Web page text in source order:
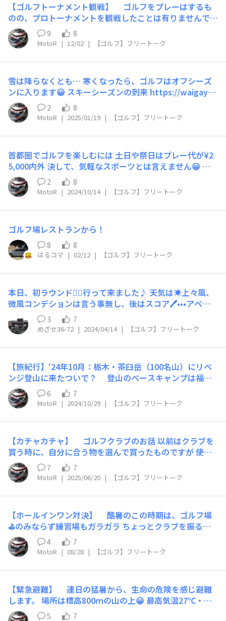
🧿
（しかも1ダースのボール付👍）山の山頂なのでほぼフラ
ットで、コース幅も広くスコアーがまとまらないハズがな
い？ハズなんですが…😅 ただ、ココの落とし穴は遮る
ものがいないので、風が強い事も多く逆に無風だと、午前
くて…🥶雷⚡は、間違いなく直撃の恐れあり…😱 色々と
言い訳を、書きました🙄奥さま、初のハーフ40台ラウン
ド2桁まであと一歩😲
🧿
【ゴルフトーナメント観戦】 ゴルフをプレーはするも
のの、プロトーナメントを観戦したことは有りませんでし
た🙄 奥さまはイメージトレーニングと称して、週末のTV
放送で観戦していますが MotoRとしては余りにもレベル
が違い過ぎて、余り興味が湧かず 自分がプレーするなら
未だしも、他人のゴルフを観に行くことになるとは…
「三井住友VISA太平洋マスターズ・チャレンジ」 バーチ
ャルで、St.Andrewsを使ってのニアピン大会 5ヤード以
内に寄せられたら、先着順で 『2025 三井住友VISA太平洋
マスターズ』の観戦ペアチケットが賞品で貰えます😀
か6Iの距離なのですが、練習場には7Iしか持って来ていな
い…😓 仕方がないので、バックに入っていた5Wでハーフ
ショット 何と2打目がカップの脇をすり抜けて、3.4ヤー
ドに付きました👍 （奥さまも意地になり、4Wの25打目が
4.4ヤードに） 男子プロの大会は、飛距離も参考になら
ないのでどうしようか？🤔 たまたま鈴鹿詣での日にちと
ゲームでなら対抗できそうです😅
🧿
9 8
MotoR | 12/02 | 【ゴルフ】フリートーク
雪は降らなくとも… 寒くなったら、ゴルフはオフシーズ
ンに入ります😀 スキーシーズンの到来 https://waigaya-
base.honda.co.jp/chats/j1ozv0dql1tc9pgo?tree=gox4
8nxth7gcwvfj&tree_type=ChatComment ゴルフは3
月に入り、暖かくなるまで 練習場のみの、冬ごもりです
😄 昨シーズンは、10年ぶりにドライバーを新調し 飛距離
飛ばせるように…🙄 週1回の、ゴルフスクールで 精進に
努めます🙇‍♂️
🧿
2 8
MotoR | 2025/01/19 | 【ゴルフ】フリートーク
首都圏でゴルフを楽しむには 土日や祭日はプレー代が¥2
5,000内外 決して、気軽なスポーツとは言えません😀
最近は、山荘の有る福島・白河でプレーすることが多くな
り 休日でも△¥10,000は安く、平日なら食事付きで¥5,00
0を切ることも そして、何よりなのはクルマで30分圏内に
15ヶ所以上もゴルフ場⛳️が有ります ほとんど制覇しま
「グランディ那須白河ゴルフクラブ」 https://www.rtg.j
p/golf/g-nasu/ 有志12名でミニ・コンペを開催 翌週が
男子プロ大会の「ダンロップフェニックストーナメント」
でないと見えません😓 フェアウェイを外したら＋1は決定
した様なもの… 100を切れたのが、数名という難しさでし
た😅 ぜひ普通の芝の状態で、もう一度プレーしたい 10
月21日、予約いれました😄（雨降るな～） そして、
もう一度リベンジしたいゴルフ場⛳️福島・ボナリ高原G
C。 https://waigaya-base.honda.co.jp/chats/gkhtvih
🧿
2 8
MotoR | 2024/10/14 | 【ゴルフ】フリートーク
ゴルフ場レストランから！
8 8
はるコマ | 02/12 | 【ゴルフ】フリートーク
本日、初ラウンド🏌️‍♂️行って来ました♪ 天気は☀️上々風、
微風コンデションは言う事無し、後はスコア🖊️•••アベレ
ージゴルファーらしく46・46でヨロヨロでした🤷🏻‍♂️ これ
から上げて行きたい😤
3 7
めざせ36-72 | 2024/04/14 | 【ゴルフ】フリートーク
【旅紀行】'24年10月：栃木・茶臼岳（100名山）にリベ
ンジ登山に来たついで？ 登山のベースキャンプは福
島・羽鳥湖の山荘なら宿泊費はタダです。 せっかくなの
で、ゴルフ🏌️‍♂️もついでにプレーすることに😀 山荘の標高
800mでは既に寒くて、夜はストーブが必要な気候です お
山の上の「天空のゴルフ場」は、食事なしでプレーすれば
ですネ😅） どうせなら、紅葉🍂も見れて天然温泉♨に
も入れるゴルフ場⛳でプレーしたい😄 1日目に選んだのは
『白河高原カントリークラブ』 秘湯・源泉甲子温泉の名
湯が楽しめるコースです。 （さて？どちらが目的なのか
方々は、一番行きたいコースだそうですが 山岳のトリッ
キーなレイアウトは、ボールをいくつ失くすことか…😥
（ふれこみは「雄大な丘陵コース」だそうですが…） 経
営も、いつしか大手マンションデベロッパーのリゾート部
門になっています🤔
6 7
MotoR | 2024/10/29 | 【ゴルフ】フリートーク
【カチャカチャ】 ゴルフクラブのお話 以前はクラブを
買う時に、自分に合う物を選んで買ったものですが 使っ
てみたら、合わない…（下手を棚に上げています😅） 諦
めきれずに、ショップに持ち込んで シャフトを交換した
り、角度を調整したり… 今回クラブを新調して、知り
ました🤔 https://waigaya-base.honda.co.jp/chats/6zx
なったそう… 以前は自分に合うシャフトを、何種類も
の中から選びました。 失敗したら交換は、プロ頼み（そ
して工賃も高い） ところが今では簡単に…（ショップは
死活問題か？） そこで、仕様の違うシャフトをヤフ○ク
の日その日で、違うスイングになるのだから 無駄な努力
な、気もします😓
🧿
7 7
MotoR | 2025/06/20 | 【ゴルフ】フリートーク
【ホールインワン対決】 酷暑のこの時期は、ゴルフ場
⛳のみならず練習場もガラガラ ちょっとクラブを振るだ
けで🏌️‍♂️汗だくになってしまいます💦 MotoRが通う練習
場には「トップトレーサー・レンジ」なる設備が導入され
ていて https://www.golfdigest.co.jp/ttr/about/ この度
「ホールインワン対決」なるイベントが開催中😀 バーチ
ールを打ってのプレーなので、難しい…😓 懸賞品目当
てで、MotoRも スクールの時間中に1時間×3回ほど挑戦
しましたが 最高で0.17yardが勢いっぱい（ピンに当たっ
4 7
MotoR | 08/28 | 【ゴルフ】フリートーク
【緊急避難】 連日の猛暑から、生命の危険を感じ避難
します。 場所は標高800ｍの山の上😀 最高気温27℃・最
低気温20℃、エアコンは必要ありません😄 今日は、ゴ
5 7